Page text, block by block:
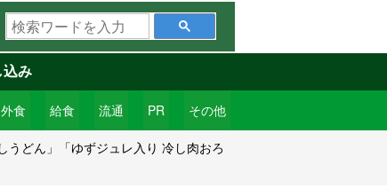
検
索
ワ
ー
ド
を
入
外食 給食 流通 PR その他
み
うどん」「ゆずジュレ入り 冷し肉おろ